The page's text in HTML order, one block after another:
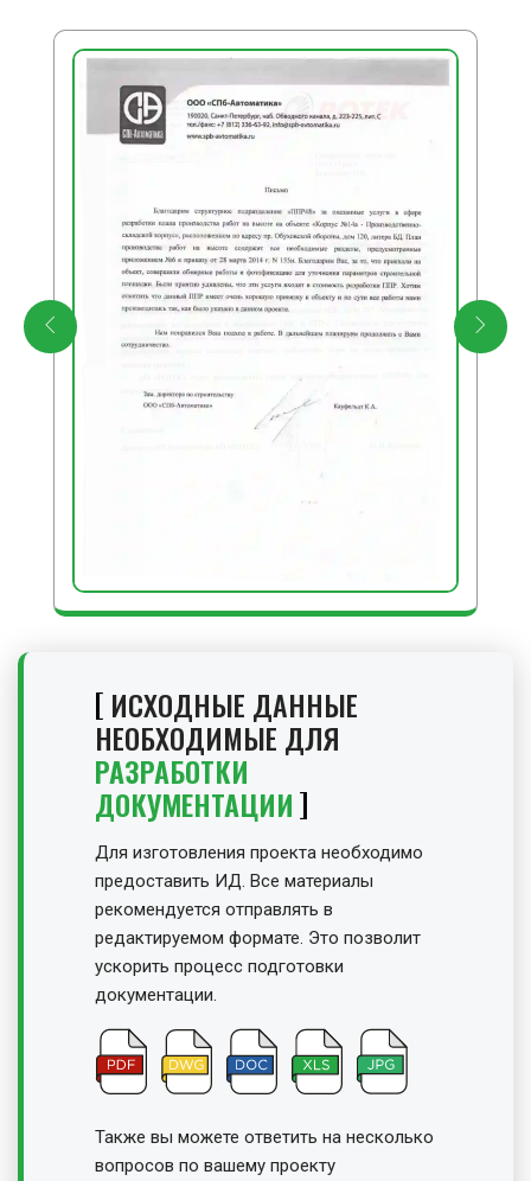
ИСХОДНЫЕ ДАННЫЕ
НЕОБХОДИМЫЕ ДЛЯ
РАЗРАБОТКИ
ДОКУМЕНТАЦИИ
Для изготовления проекта необходимо
предоставить ИД. Все материалы
рекомендуется отправлять в
редактируемом формате. Это позволит
ускорить процесс подготовки
документации.
Также вы можете ответить на несколько
вопросов по вашему проекту